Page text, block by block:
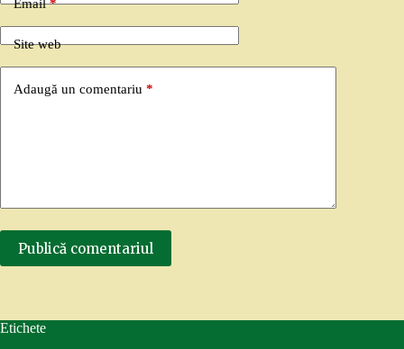
Email*
Site web
Adaugă un comentariu *
Publică comentariul
Etichete